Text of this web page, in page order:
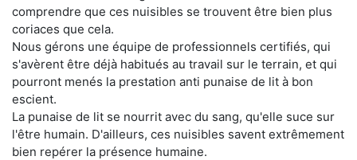
comprendre que ces nuisibles se trouvent être bien plus
coriaces que cela.
Nous gérons une équipe de professionnels certifiés, qui
s'avèrent être déjà habitués au travail sur le terrain, et qui
pourront menés la prestation anti punaise de lit à bon
escient.
La punaise de lit se nourrit avec du sang, qu'elle suce sur
l'être humain. D'ailleurs, ces nuisibles savent extrêmement
bien repérer la présence humaine.